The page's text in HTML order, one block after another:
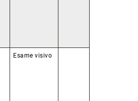
Esame visivo